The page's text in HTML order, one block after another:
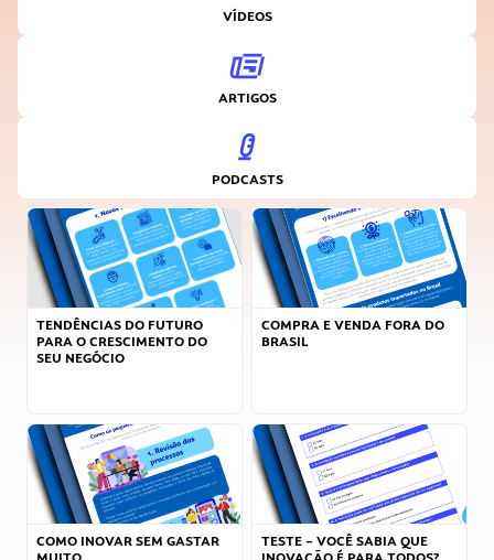
VÍDEOS
ARTIGOS
PODCASTS
TENDÊNCIAS DO FUTURO
PARA O CRESCIMENTO DO
SEU NEGÓCIO
COMPRA E VENDA FORA DO
BRASIL
COMO INOVAR SEM GASTAR
TESTE – VOCÊ SABIA QUE